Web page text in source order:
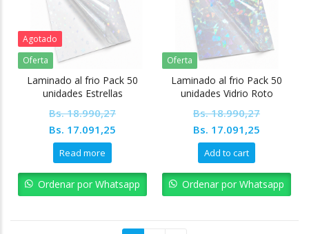
Agotado
Oferta
Laminado al frio Pack 50
unidades Estrellas
Bs.18.990,27
Original
price
was:
Bs. 18.990,27.
Bs. 17.091,25
Bs. 17.091,25.
Read more
Ordenar por Whatsapp
Oferta
Laminado al frio Pack 50
unidades Vidrio Roto
Bs.18.990,27
Original
price
was:
Bs. 18.990,27.
Bs. 17.091,25
Bs.
Add to cart
Ordenar por Whatsapp